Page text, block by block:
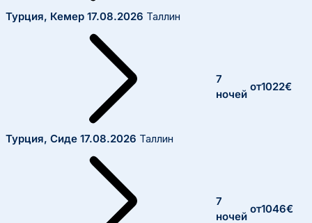
Турция, Кемер 17.08.2026 Таллин
Турция, Сиде 17.08.2026 Таллин
7
ночей
от1022€
7
ночей
от1046€